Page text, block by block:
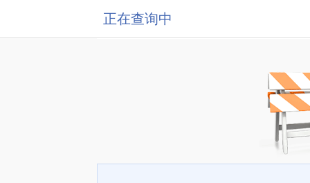
正在查询中